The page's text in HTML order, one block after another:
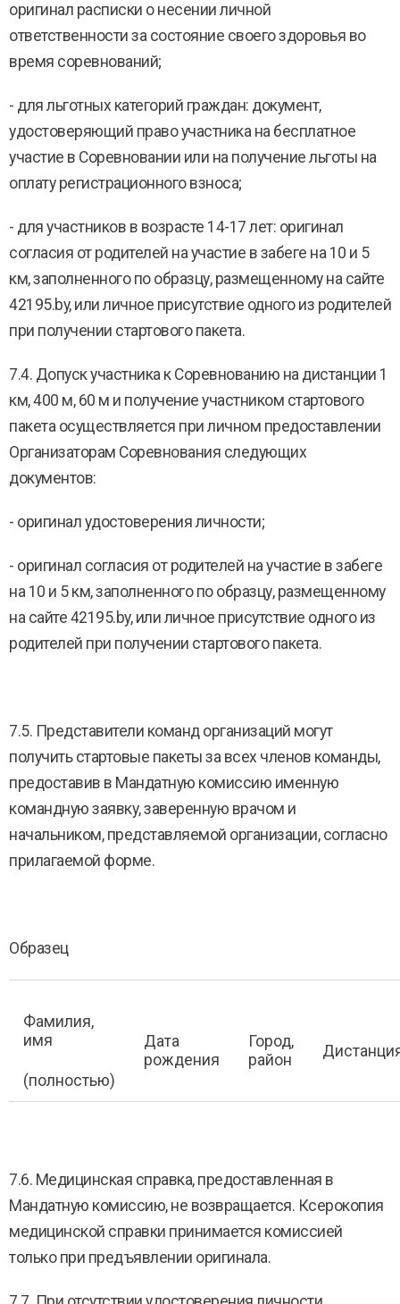
оригинал расписки о несении личной
ответственности за состояние своего здоровья во
время соревнований;
- для льготных категорий граждан: документ,
удостоверяющий право участника на бесплатное
участие в Соревновании или на получение льготы на
оплату регистрационного взноса;
- для участников в возрасте 14-17 лет: оригинал
согласия от родителей на участие в забеге на 10 и 5
км, заполненного по образцу, размещенному на сайте
42195.by, или личное присутствие одного из родителей
при получении стартового пакета.
7.4. Допуск участника к Соревнованию на дистанции 1
км, 400 м, 60 м и получение участником стартового
пакета осуществляется при личном предоставлении
Организаторам Соревнования следующих
документов:
- оригинал удостоверения личности;
- оригинал согласия от родителей на участие в забеге
на 10 и 5 км, заполненного по образцу, размещенному
на сайте 42195.by, или личное присутствие одного из
родителей при получении стартового пакета.
7.5. Представители команд организаций могут
получить стартовые пакеты за всех членов команды,
предоставив в Мандатную комиссию именную
командную заявку, заверенную врачом и
начальником, представляемой организации, согласно
прилагаемой форме.
Образец
Фамилия,
имя
(полностью)
Дата
рождения
Город,
район
7.6. Медицинская справка, предоставленная в
Мандатную комиссию, не возвращается. Ксерокопия
медицинской справки принимается комиссией
только при предъявлении оригинала.